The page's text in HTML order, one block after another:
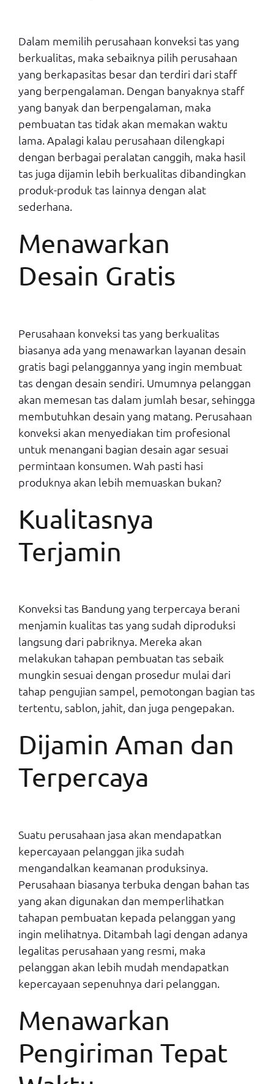
Dalam memilih perusahaan konveksi tas yang
berkualitas, maka sebaiknya pilih perusahaan
yang berkapasitas besar dan terdiri dari staff
yang berpengalaman. Dengan banyaknya staff
yang banyak dan berpengalaman, maka
pembuatan tas tidak akan memakan waktu
lama. Apalagi kalau perusahaan dilengkapi
dengan berbagai peralatan canggih, maka hasil
tas juga dijamin lebih berkualitas dibandingkan
produk-produk tas lainnya dengan alat
sederhana.
Menawarkan
Desain Gratis
Perusahaan konveksi tas yang berkualitas
biasanya ada yang menawarkan layanan desain
gratis bagi pelanggannya yang ingin membuat
tas dengan desain sendiri. Umumnya pelanggan
akan memesan tas dalam jumlah besar, sehingga
membutuhkan desain yang matang. Perusahaan
konveksi akan menyediakan tim profesional
untuk menangani bagian desain agar sesuai
permintaan konsumen. Wah pasti hasi
produknya akan lebih memuaskan bukan?
Kualitasnya
Terjamin
Konveksi tas Bandung yang terpercaya berani
menjamin kualitas tas yang sudah diproduksi
langsung dari pabriknya. Mereka akan
melakukan tahapan pembuatan tas sebaik
mungkin sesuai dengan prosedur mulai dari
tahap pengujian sampel, pemotongan bagian tas
tertentu, sablon, jahit, dan juga pengepakan.
Dijamin Aman dan
Terpercaya
Suatu perusahaan jasa akan mendapatkan
kepercayaan pelanggan jika sudah
mengandalkan keamanan produksinya.
Perusahaan biasanya terbuka dengan bahan tas
yang akan digunakan dan memperlihatkan
tahapan pembuatan kepada pelanggan yang
ingin melihatnya. Ditambah lagi dengan adanya
legalitas perusahaan yang resmi, maka
pelanggan akan lebih mudah mendapatkan
kepercayaan sepenuhnya dari pelanggan.
Menawarkan
Pengiriman Tepat